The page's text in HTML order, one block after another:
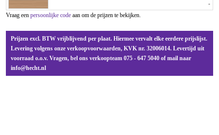
-
Vraag een persoonlijke code aan om de prijzen te bekijken.
Prijzen excl. BTW vrijblijvend per plaat. Hiermee vervalt elke eerdere prijslijst.
Levering volgens onze verkoopvoorwaarden, KVK nr. 32006014. Levertijd uit
voorraad o.o.v. Vragen, bel ons verkoopteam 075 - 647 5040 of mail naar
info@hecht.nl